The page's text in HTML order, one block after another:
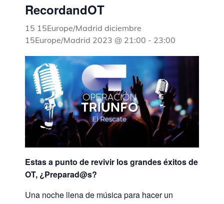
RecordandOT
15 15Europe/Madrid diciembre
15Europe/Madrid 2023 @ 21:00 - 23:00
Estas a punto de revivir los grandes éxitos de
OT, ¿Preparad@s?
Una noche llena de música para hacer un